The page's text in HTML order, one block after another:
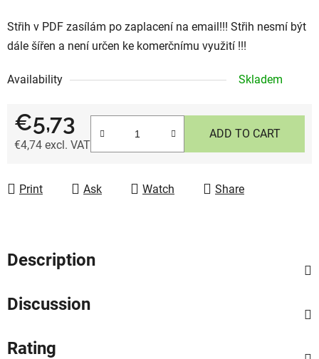
Střih v PDF zasílám po zaplacení na email!!! Střih nesmí být
dále šířen a není určen ke komerčnímu využití !!!
Availability Skladem
€5,73
€4,74 excl. VAT
ADD TO CART
Print Ask Watch Share
Description
Discussion
Rating